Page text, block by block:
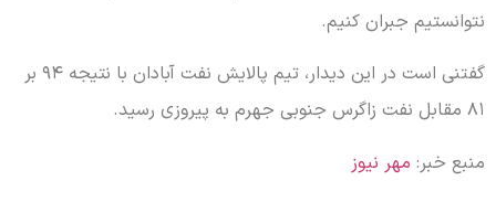
نتوانستیم جبران کنیم.
گفتنی است در این دیدار، تیم پالایش نفت آبادان با نتیجه ۹۴ بر
۸۱ مقابل نفت زاگرس جنوبی جهرم به پیروزی رسید.
منبع خبر: مهر نیوز